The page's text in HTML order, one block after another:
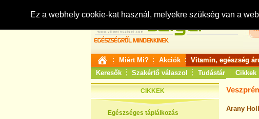
Ez a webhely cookie-kat használ, melyekre szükség van a
Miért Mi? Akciók Vitamin, egészség
Keresők
Szakértő válaszol Tudástár Cikkek
CIKKEK
Egészséges táplálkozás
Arany